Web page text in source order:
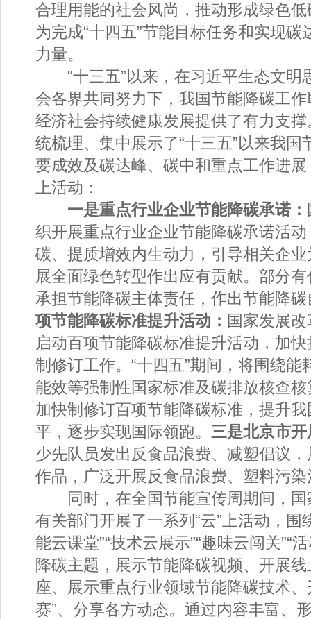
合理用能的社会风尚，推动形成绿色
为完成“十四五”节能目标任务和实现碳
力量。
“十三五”以来，在习近平生态文明
会各界共同努力下，我国节能降碳工
经济社会持续健康发展提供了有力支撑
统梳理、集中展示了“十三五”以来我国
要成效及碳达峰、碳中和重点工作进
上活动：
一是重点行业企业节能降碳承诺：
织开展重点行业企业节能降碳承诺活
碳、提质增效内生动力，引导相关企
展全面绿色转型作出应有贡献。部分
承担节能降碳主体责任，作出节能降
项节能降碳标准提升活动： 国家发展
启动百项节能降碳标准提升活动，加
制修订工作。“十四五”期间，将围绕能
能效等强制性国家标准及碳排放核查
加快制修订百项节能降碳标准，提升
平，逐步实现国际领跑。 三是北京市
少先队员发出反食品浪费、减塑倡议
作品，广泛开展反食品浪费、塑料污
同时，在全国节能宣传周期间，国
有关部门开展了一系列“云”上活动，围
能云课堂”“技术云展示”“趣味云闯关”“
降碳主题，展示节能降碳视频、开展
座、展示重点行业领域节能降碳技术、
赛”、分享各方动态。通过内容丰富、